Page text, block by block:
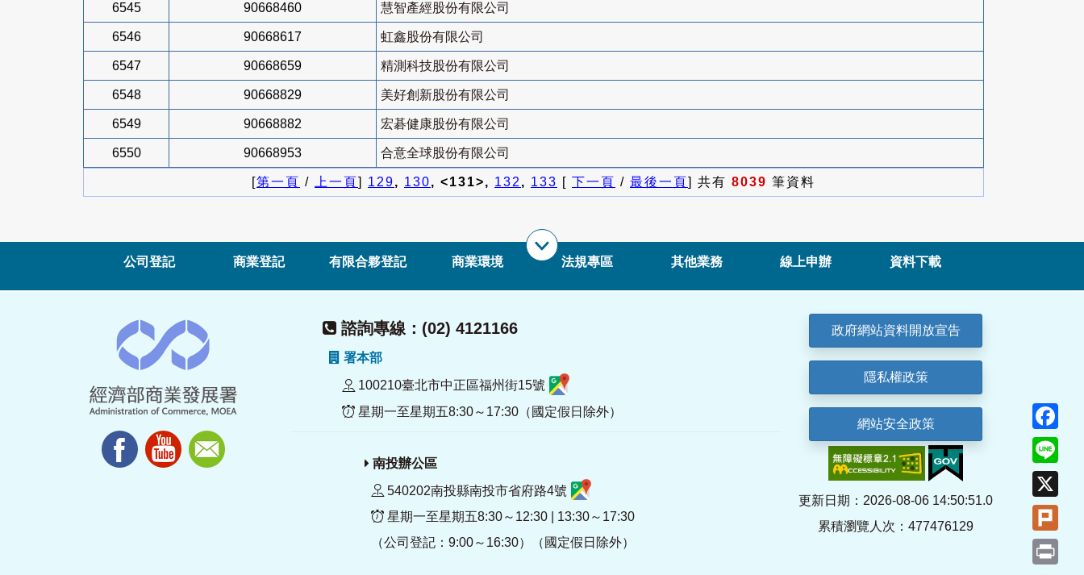
6545 90668460 慧智產經股份有限公司
6546 90668617 虹鑫股份有限公司
6547 90668659 精測科技股份有限公司
6548 90668829 美好創新股份有限公司
6549 90668882 宏碁健康股份有限公司
6550 90668953 合意全球股份有限公司
[第一頁 / 上一頁] 129, 130, <131>, 132, 133 [ 下一頁 / 最後一頁] 共有 8039 筆資料
公司登記 商業登記 有限合夥登記 商業環境 法規專區 其他業務 線上申辦 資料下載
諮詢專線：(02) 4121166
署本部
100210臺北市中正區福州街15號
星期一至星期五8:30～17:30（國定假日除外）
南投辦公區
540202南投縣南投市省府路4號
星期一至星期五8:30～12:30 | 13:30～17:30
（公司登記：9:00～16:30）（國定假日除外）
政府網站資料開放宣告
隱私權政策
網站安全政策
更新日期：2026-08-06 14:50:51.0
累積瀏覽人次：477476129